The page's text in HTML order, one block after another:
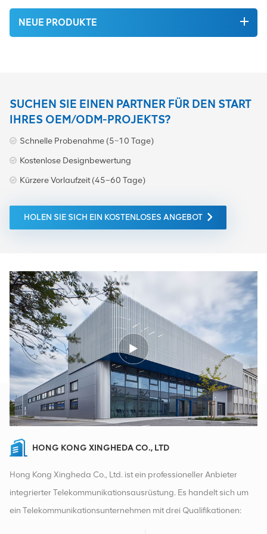
NEUE PRODUKTE
SUCHEN SIE EINEN PARTNER FÜR DEN START
IHRES OEM/ODM-PROJEKTS?
Schnelle Probenahme (5~10 Tage)
Kostenlose Designbewertung
Kürzere Vorlaufzeit (45–60 Tage)
HOLEN SIE SICH EIN KOSTENLOSES ANGEBOT
HONG KONG XINGHEDA CO., LTD
Hong Kong Xingheda Co., Ltd. ist ein professioneller Anbieter
integrierter Telekommunikationsausrüstung. Es handelt sich um
ein Telekommunikationsunternehmen mit drei Qualifikationen: